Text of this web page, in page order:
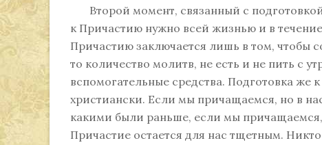
Второй момент, связанный с подготовкой
к Причастию нужно всей жизнью и в
Причастию заключается лишь в том, чтобы
то количество молитв, не есть и не пить с
вспомогательные средства. Подготовка же
христиански. Если мы причащаемся, но в
какими были раньше, если мы
Причастие остается для нас тщетным.